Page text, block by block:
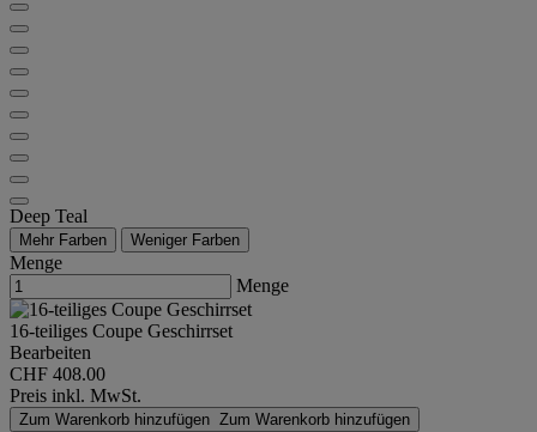
Deep Teal
Mehr Farben Weniger Farben
Menge
Menge
16-teiliges Coupe Geschirrset
Bearbeiten
CHF 408.00
Preis inkl. MwSt.
Zum Warenkorb hinzufügen Zum Warenkorb hinzufügen